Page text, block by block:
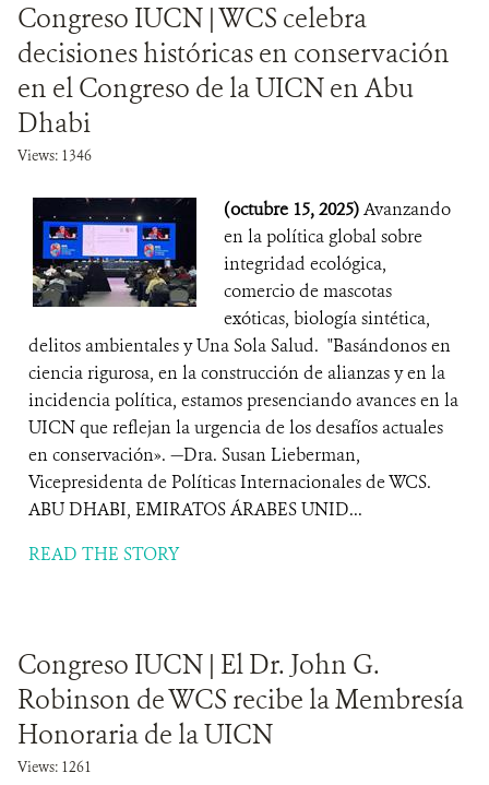
Congreso IUCN | WCS celebra
decisiones históricas en conservación
en el Congreso de la UICN en Abu
Dhabi
Views: 1346
(octubre 15, 2025)Avanzando
en la política global sobre
integridad ecológica,
comercio de mascotas
exóticas, biología sintética,
delitos ambientales y Una Sola Salud. "Basándonos en
ciencia rigurosa, en la construcción de alianzas y en la
incidencia política, estamos presenciando avances en la
UICN que reflejan la urgencia de los desafíos actuales
en conservación». —Dra. Susan Lieberman,
Vicepresidenta de Políticas Internacionales de WCS.
ABU DHABI, EMIRATOS ÁRABES UNID...
READ THE STORY
Congreso IUCN | El Dr. John G.
Robinson de WCS recibe la Membresía
Honoraria de la UICN
Views: 1261